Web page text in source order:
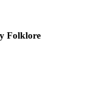
Folklore